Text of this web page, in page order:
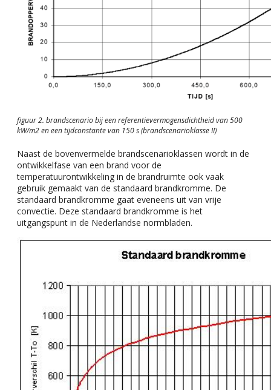
figuur 2. brandscenario bij een referentievermogensdichtheid van 500
kW/m2 en een tijdconstante van 150 s (brandscenarioklasse II)
Naast de bovenvermelde brandscenarioklassen wordt in de
ontwikkelfase van een brand voor de
temperatuurontwikkeling in de brandruimte ook vaak
gebruik gemaakt van de standaard brandkromme. De
standaard brandkromme gaat eveneens uit van vrije
convectie. Deze standaard brandkromme is het
uitgangspunt in de Nederlandse normbladen.